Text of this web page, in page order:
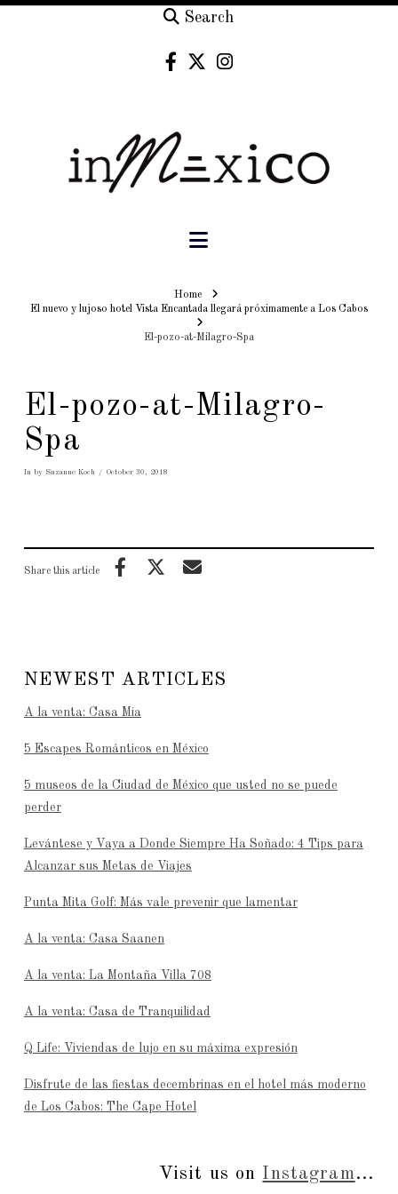
Search
Navigation
HomeHome
El nuevo y lujoso hotel Vista Encantada llegará próximamente a Los Cabos
El-pozo-at-Milagro-Spa
El-pozo-at-Milagro-
Spa
In by Suzanne Koch October 30, 2018
Share this article
NEWEST ARTICLES
A la venta: Casa Mia
5 Escapes Románticos en México
5 museos de la Ciudad de México que usted no se puede
perder
Levántese y Vaya a Donde Siempre Ha Soñado: 4 Tips para
Alcanzar sus Metas de Viajes
Punta Mita Golf: Más vale prevenir que lamentar
A la venta: Casa Saanen
A la venta: La Montaña Villa 708
A la venta: Casa de Tranquilidad
Q Life: Viviendas de lujo en su máxima expresión
Disfrute de las fiestas decembrinas en el hotel más moderno
de Los Cabos: The Cape Hotel
Visit us on Instagram...